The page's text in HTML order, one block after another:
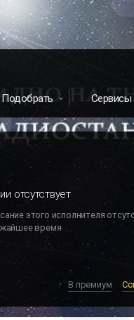
Подобрать Сервисы
отсутствует
этого исполнителя
время
В премиум